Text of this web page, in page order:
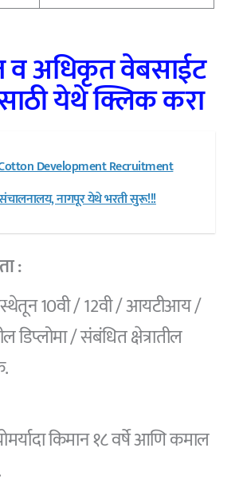
व अधिकृत वेबसाईट
येथे क्लिक करा
Development Recruitment
नागपूर येथे भरती सुरू!!!
:
संस्थेतून 10वी / 12वी / आयटीआय /
डिप्लोमा / संबंधित क्षेत्रातील
किमान १८ वर्षे आणि कमाल